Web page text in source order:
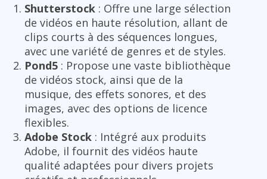
Shutterstock : Offre une large sélection
de vidéos en haute résolution, allant de
clips courts à des séquences longues,
avec une variété de genres et de styles.
Pond5 : Propose une vaste bibliothèque
de vidéos stock, ainsi que de la
musique, des effets sonores, et des
images, avec des options de licence
flexibles.
Adobe Stock : Intégré aux produits
Adobe, il fournit des vidéos haute
qualité adaptées pour divers projets